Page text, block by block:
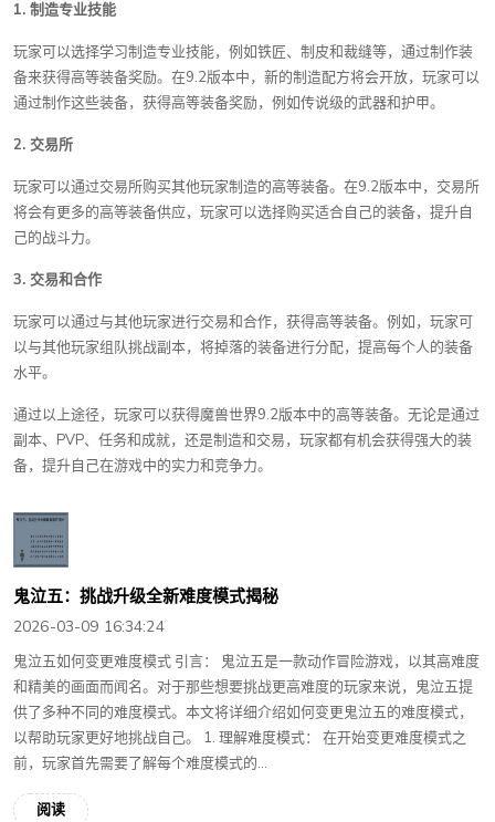
1. 制造专业技能
玩家可以选择学习制造专业技能，例如铁匠、制皮和裁缝等，通过制作装
备来获得高等装备奖励。在9.2版本中，新的制造配方将会开放，玩家可以
通过制作这些装备，获得高等装备奖励，例如传说级的武器和护甲。
2. 交易所
玩家可以通过交易所购买其他玩家制造的高等装备。在9.2版本中，交易所
将会有更多的高等装备供应，玩家可以选择购买适合自己的装备，提升自
己的战斗力。
3. 交易和合作
玩家可以通过与其他玩家进行交易和合作，获得高等装备。例如，玩家可
以与其他玩家组队挑战副本，将掉落的装备进行分配，提高每个人的装备
水平。
通过以上途径，玩家可以获得魔兽世界9.2版本中的高等装备。无论是通过
副本、PVP、任务和成就，还是制造和交易，玩家都有机会获得强大的装
备，提升自己在游戏中的实力和竞争力。
鬼泣五：挑战升级全新难度模式揭秘
2026-03-09 16:34:24
鬼泣五如何变更难度模式 引言： 鬼泣五是一款动作冒险游戏，以其高难度
和精美的画面而闻名。对于那些想要挑战更高难度的玩家来说，鬼泣五提
供了多种不同的难度模式。本文将详细介绍如何变更鬼泣五的难度模式，
以帮助玩家更好地挑战自己。 1. 理解难度模式： 在开始变更难度模式之
前，玩家首先需要了解每个难度模式的...
阅读